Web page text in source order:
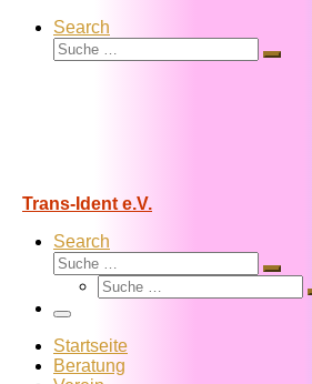
Search
Suche
Suche
Trans-Ident e.V.
Search
Suche
Suche
Suche
Menü
Startseite
Beratung